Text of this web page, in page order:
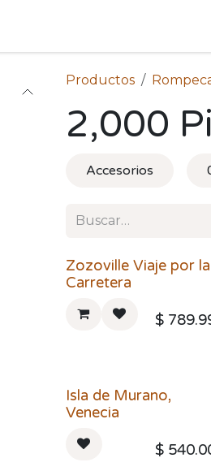
Productos
2,000
Accesorios
Zozoville Viaje por la
Carretera
$
Isla de Murano,
Venecia
$